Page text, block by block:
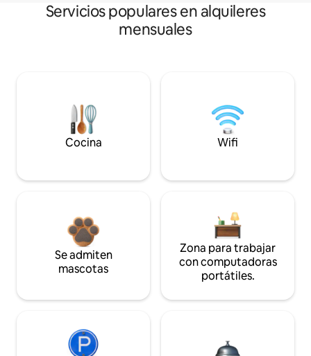
Servicios populares en alquileres
mensuales
Cocina Wifi
Se admiten
mascotas
Zona para trabajar
con computadoras
portátiles.